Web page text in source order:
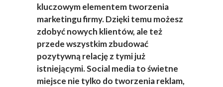
kluczowym elementem tworzenia
marketingu firmy. Dzięki temu możesz
zdobyć nowych klientów, ale też
przede wszystkim zbudować
pozytywną relację z tymi już
istniejącymi. Social media to świetne
miejsce nie tylko do tworzenia reklam,